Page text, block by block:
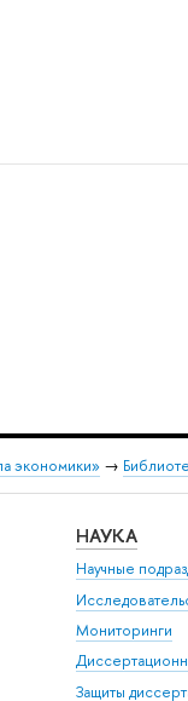
экономики» →
НАУКА
Научные
Мониторинги
Защиты